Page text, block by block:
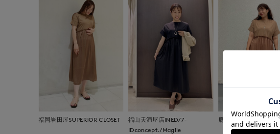
福岡岩田屋SUPERIOR CLOSET
福山天満屋店INED/7-
IDconcept./Maglie
鹿児島山形屋INED